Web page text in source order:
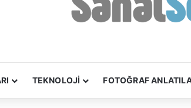
TEKNOLOJİ FOTOĞRAF